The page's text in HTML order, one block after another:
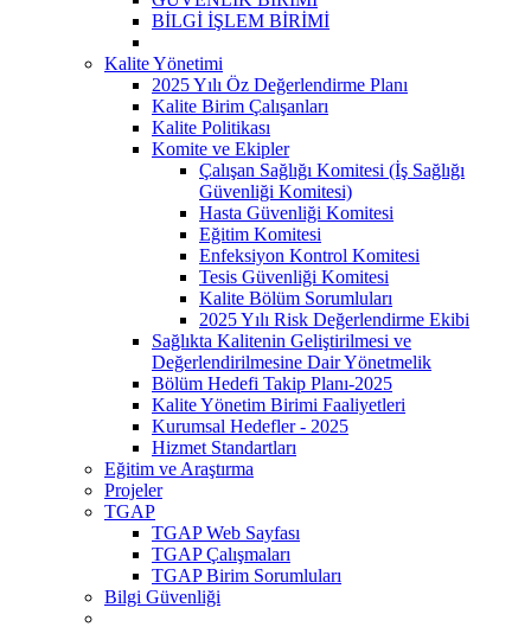
BİLGİ İŞLEM BİRİMİ
Kalite Yönetimi
2025 Yılı Öz Değerlendirme Planı
Kalite Birim Çalışanları
Kalite Politikası
Komite ve Ekipler
Çalışan Sağlığı Komitesi (İş Sağlığı
Güvenliği Komitesi)
Hasta Güvenliği Komitesi
Eğitim Komitesi
Enfeksiyon Kontrol Komitesi
Tesis Güvenliği Komitesi
Kalite Bölüm Sorumluları
2025 Yılı Risk Değerlendirme Ekibi
Sağlıkta Kalitenin Geliştirilmesi ve
Değerlendirilmesine Dair Yönetmelik
Bölüm Hedefi Takip Planı-2025
Kalite Yönetim Birimi Faaliyetleri
Kurumsal Hedefler - 2025
Hizmet Standartları
Eğitim ve Araştırma
Projeler
TGAP
TGAP Web Sayfası
TGAP Çalışmaları
TGAP Birim Sorumluları
Bilgi Güvenliği